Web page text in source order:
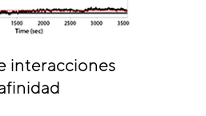
interacciones